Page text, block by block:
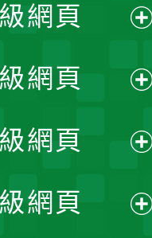
選
單
開
選
單
網頁
開
選
單
網頁
開
選
網頁
開
網頁